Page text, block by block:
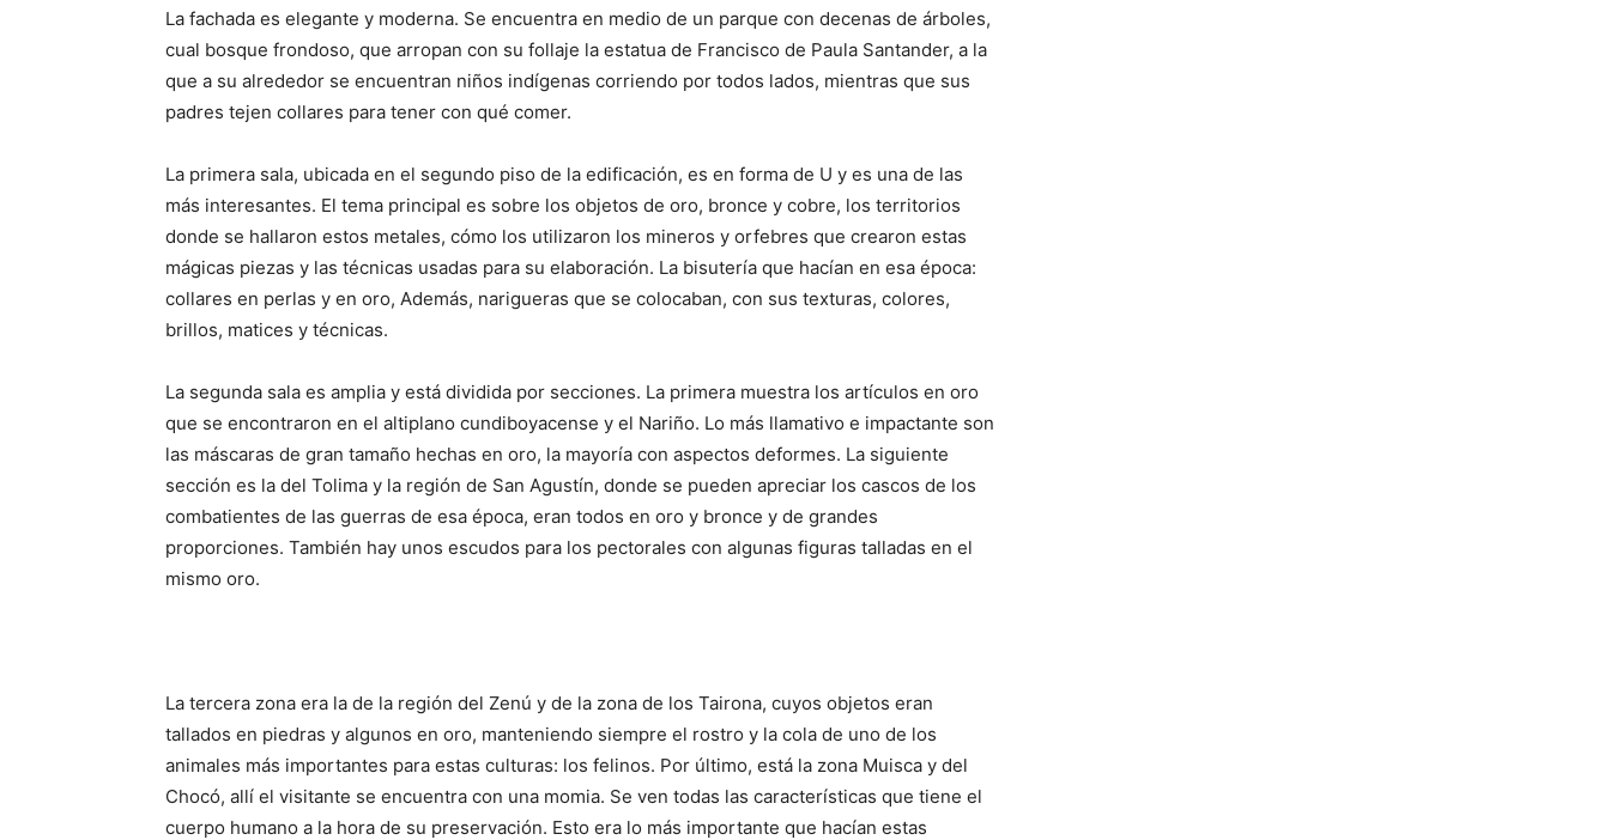
La fachada es elegante y moderna. Se encuentra en medio de un parque con decenas de árboles,
cual bosque frondoso, que arropan con su follaje la estatua de Francisco de Paula Santander, a la
que a su alrededor se encuentran niños indígenas corriendo por todos lados, mientras que sus
padres tejen collares para tener con qué comer.
La primera sala, ubicada en el segundo piso de la edificación, es en forma de U y es una de las
más interesantes. El tema principal es sobre los objetos de oro, bronce y cobre, los territorios
donde se hallaron estos metales, cómo los utilizaron los mineros y orfebres que crearon estas
mágicas piezas y las técnicas usadas para su elaboración. La bisutería que hacían en esa época:
collares en perlas y en oro, Además, narigueras que se colocaban, con sus texturas, colores,
brillos, matices y técnicas.
La segunda sala es amplia y está dividida por secciones. La primera muestra los artículos en oro
que se encontraron en el altiplano cundiboyacense y el Nariño. Lo más llamativo e impactante son
las máscaras de gran tamaño hechas en oro, la mayoría con aspectos deformes. La siguiente
sección es la del Tolima y la región de San Agustín, donde se pueden apreciar los cascos de los
combatientes de las guerras de esa época, eran todos en oro y bronce y de grandes
proporciones. También hay unos escudos para los pectorales con algunas figuras talladas en el
mismo oro.
La tercera zona era la de la región del Zenú y de la zona de los Tairona, cuyos objetos eran
tallados en piedras y algunos en oro, manteniendo siempre el rostro y la cola de uno de los
animales más importantes para estas culturas: los felinos. Por último, está la zona Muisca y del
Chocó, allí el visitante se encuentra con una momia. Se ven todas las características que tiene el
cuerpo humano a la hora de su preservación. Esto era lo más importante que hacían estas